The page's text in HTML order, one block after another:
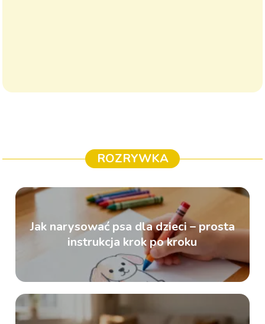
ROZRYWKA
Jak narysować psa dla dzieci – prosta
instrukcja krok po kroku